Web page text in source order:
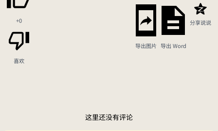
+0
喜欢
导出图片 导出 Word
分享说说
这里还没有评论